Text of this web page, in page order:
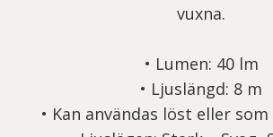
vuxna.
• Lumen: 40 lm
• Ljuslängd: 8 m
• Kan användas löst eller